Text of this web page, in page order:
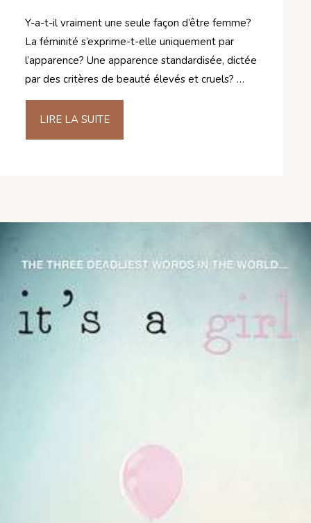
Y-a-t-il vraiment une seule façon d’être femme?
La féminité s’exprime-t-elle uniquement par
l’apparence? Une apparence standardisée, dictée
par des critères de beauté élevés et cruels? …
LIRE LA SUITE